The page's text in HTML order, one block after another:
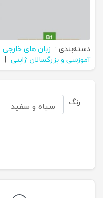
دسته‌بندی : زبان های خارجی
آموزشی و بزرگسالان ژاپنی |
رنگ